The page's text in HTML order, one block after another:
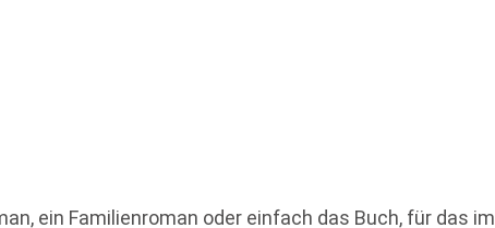
ein Familienroman oder einfach das Buch, für das